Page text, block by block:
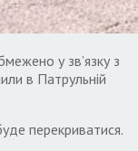
у зв’язку з
в Патрульній
перекриватися.